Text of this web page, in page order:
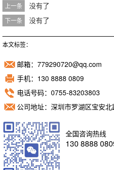
上一条 没有了
下一条 没有了
本文标签：
邮箱：779290720@qq.com
手机：130 8888 0809
电话号码：0755-83203803
公司地址：深圳市罗湖区宝安
全国咨询热线
130 8888